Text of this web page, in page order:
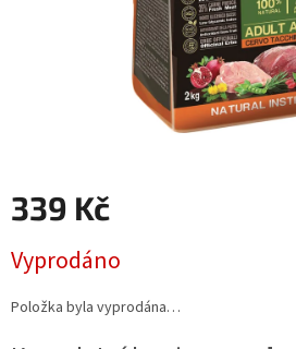
339 Kč
cena:
Vyprodáno
Položka byla vyprodána…